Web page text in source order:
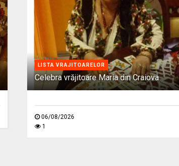
LISTA VRAJITOARELOR
Celebra vrăjitoare Maria din Craiova
06/08/2026
1